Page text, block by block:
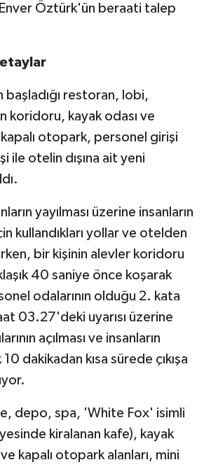
Öztürk'ün beraati talep
başladığı restoran, lobi,
koridoru, kayak odası ve
otopark, personel girişi
ile otelin dışına ait yeni
yayılması üzerine insanların
kullandıkları yollar ve otelden
bir kişinin alevler koridoru
40 saniye önce koşarak
odalarının olduğu 2. kata
03.27'deki uyarısı üzerine
açılması ve insanların
dakikadan kısa sürede çıkışa
depo, spa, 'White Fox' isimli
kiralanan kafe), kayak
ve kapalı otopark alanları, mini